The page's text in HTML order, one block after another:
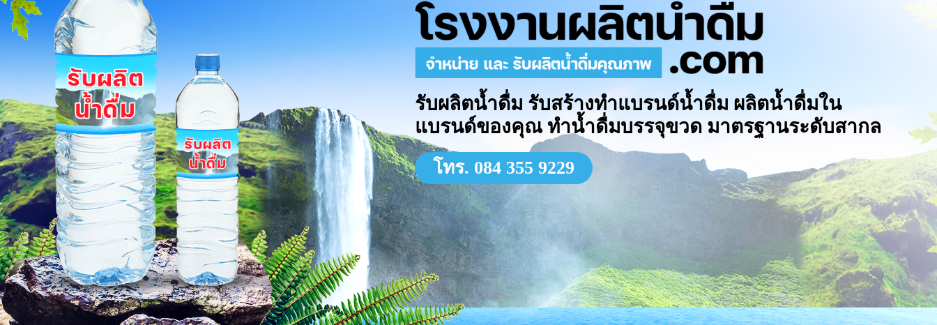
รับผลิตน้ำดื่ม รับสร้างทำแบรนด์น้ำดื่ม ผลิตน้ำดื่มใน
แบรนด์ของคุณ ทำน้ำดื่มบรรจุขวด มาตรฐานระดับสากล
โทร. 084 355 9229